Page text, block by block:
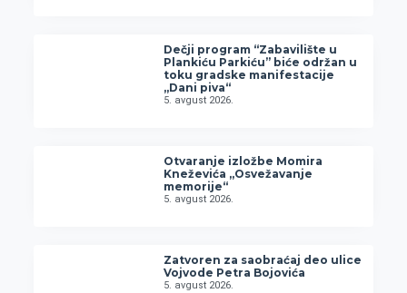
Dečji program “Zabavilište u
Plankiću Parkiću” biće održan u
toku gradske manifestacije
„Dani piva“
5. avgust 2026.
Otvaranje izložbe Momira
Kneževića „Osvežavanje
memorije“
5. avgust 2026.
Zatvoren za saobraćaj deo ulice
Vojvode Petra Bojovića
5. avgust 2026.